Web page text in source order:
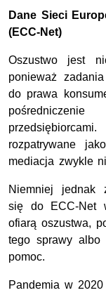
Dane Sieci
(ECC-Net)
Oszustwo jest
ponieważ
do prawa
rozpatrywane
mediacja zwykle
Niemniej jednak
się do ECC-Net
ofiarą oszustwa,
tego sprawy
pomoc.
Pandemia w